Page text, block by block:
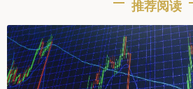
推荐阅读